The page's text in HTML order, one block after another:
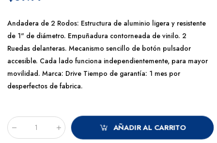
Andadera de 2 Rodos: Estructura de aluminio ligera y resistente
de 1" de diámetro. Empuñadura contorneada de vinilo. 2
Ruedas delanteras. Mecanismo sencillo de botón pulsador
accesible. Cada lado funciona independientemente, para mayor
movilidad. Marca: Drive Tiempo de garantía: 1 mes por
desperfectos de fabrica.
Cantidad
AÑADIR AL CARRITO